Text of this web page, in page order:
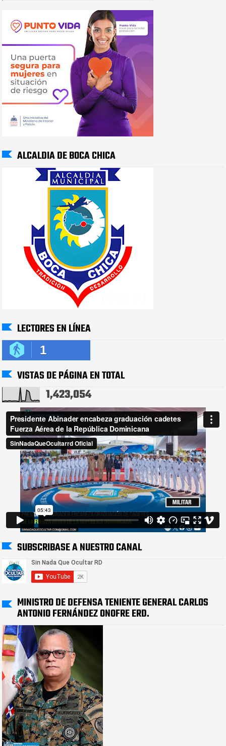
ALCALDIA DE BOCA CHICA
LECTORES EN LÍNEA
1
VISTAS DE PÁGINA EN TOTAL
1,423,054
SUBSCRIBASE A NUESTRO CANAL
MINISTRO DE DEFENSA TENIENTE GENERAL CARLOS
ANTONIO FERNÁNDEZ ONOFRE ERD.